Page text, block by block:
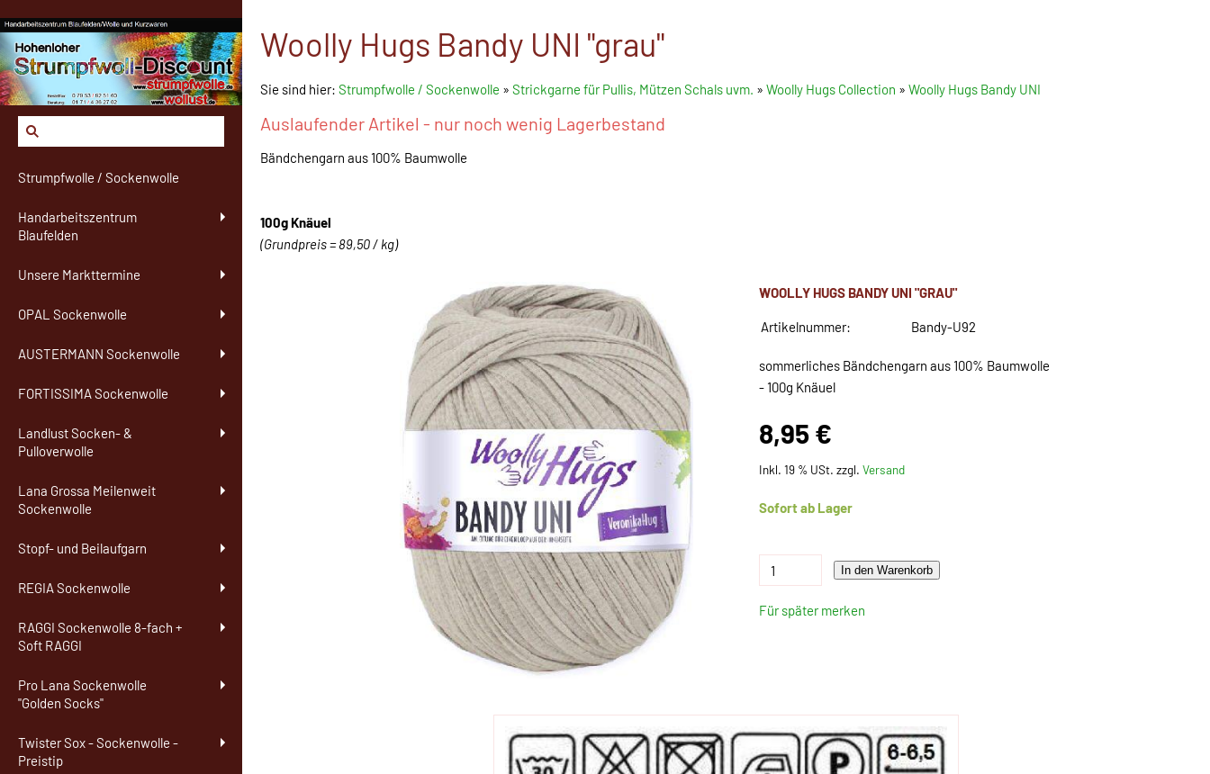
Strumpfwolle / Sockenwolle
Handarbeitszentrum
Blaufelden
Unsere Markttermine
OPAL Sockenwolle
AUSTERMANN Sockenwolle
FORTISSIMA Sockenwolle
Landlust Socken- &
Pulloverwolle
Lana Grossa Meilenweit
Sockenwolle
Stopf- und Beilaufgarn
REGIA Sockenwolle
RAGGI Sockenwolle 8-fach +
Soft RAGGI
Pro Lana Sockenwolle
"Golden Socks"
Twister Sox - Sockenwolle -
Preistip
Woolly Hugs Bandy UNI "grau"
Sie sind hier: Strumpfwolle / Sockenwolle » Strickgarne für Pullis, Mützen Schals uvm. » Woolly Hugs Collection » Woolly Hugs Bandy UNI
Auslaufender Artikel - nur noch wenig Lagerbestand
Bändchengarn aus 100% Baumwolle
100g Knäuel
(Grundpreis = 89,50 / kg)
WOOLLY HUGS BANDY UNI "GRAU"
Artikelnummer: Bandy-U92
sommerliches Bändchengarn aus 100% Baumwolle
- 100g Knäuel
8,95 €
Inkl. 19 % USt. zzgl. Versand
Sofort ab Lager
In den Warenkorb
Für später merken